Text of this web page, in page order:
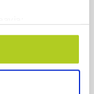
sijainnistasi,